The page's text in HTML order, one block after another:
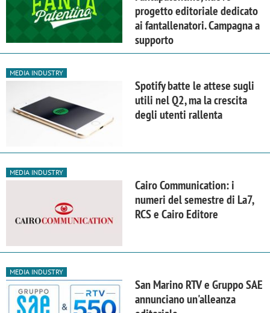
progetto editoriale dedicato
ai fantallenatori. Campagna a
supporto
MEDIA INDUSTRY
Spotify batte le attese sugli
utili nel Q2, ma la crescita
degli utenti rallenta
MEDIA INDUSTRY
Cairo Communication: i
numeri del semestre di La7,
RCS e Cairo Editore
MEDIA INDUSTRY
San Marino RTV e Gruppo SAE
annunciano un'alleanza